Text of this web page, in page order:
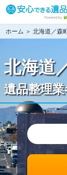
ホーム ＞ 北海道／森
北海道
遺品整理